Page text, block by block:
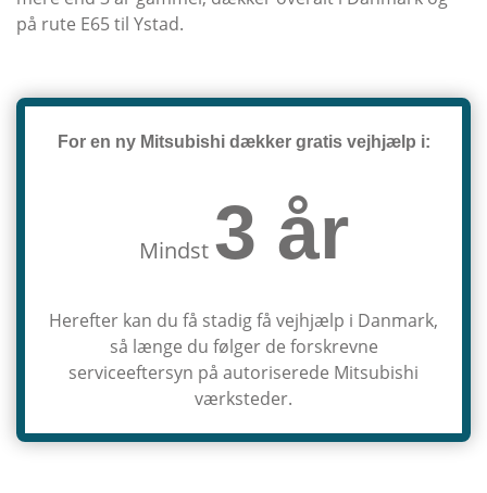
på rute E65 til Ystad.
For en ny Mitsubishi dækker gratis vejhjælp i:
Mindst 3 år
Herefter kan du få stadig få vejhjælp i Danmark,
så længe du følger de forskrevne
serviceeftersyn på autoriserede Mitsubishi
værksteder.